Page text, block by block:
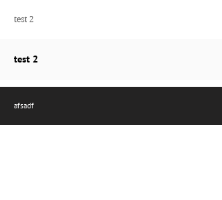
test 2
test 2
afsadf